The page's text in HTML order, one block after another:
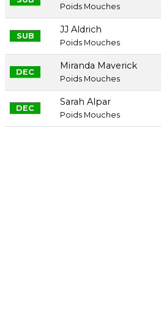
Poids Mouches
SUB
JJ Aldrich
Poids Mouches
DEC
Miranda Maverick
Poids Mouches
DEC
Sarah Alpar
Poids Mouches